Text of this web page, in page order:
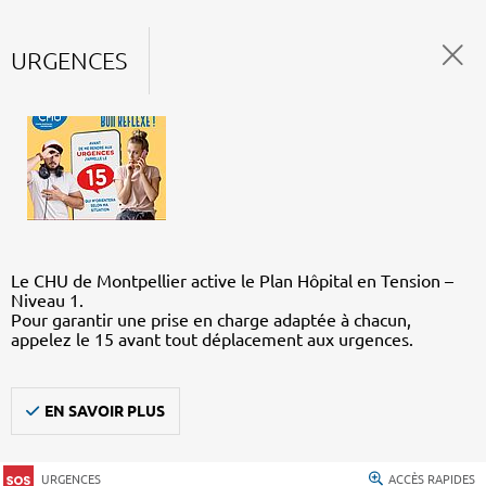
URGENCES
Le CHU de Montpellier active le Plan Hôpital en Tension –
Niveau 1.
Pour garantir une prise en charge adaptée à chacun,
appelez le 15 avant tout déplacement aux urgences.
EN SAVOIR PLUS
URGENCES ACCÈS RAPIDES